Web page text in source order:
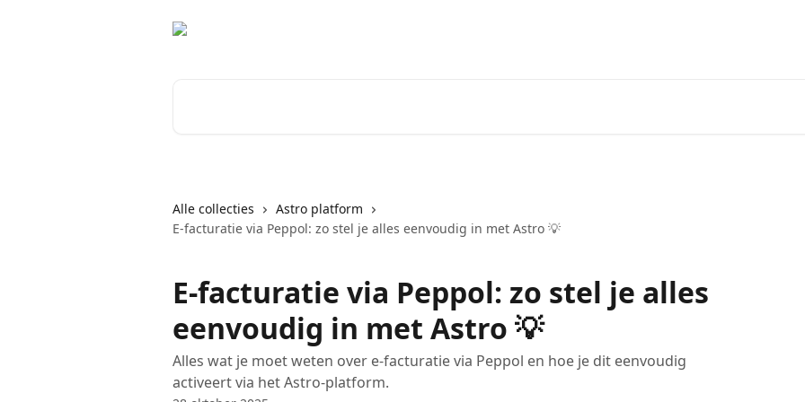
Alle collecties
Astro platform
E-facturatie via Peppol: zo stel je alles eenvoudig in met Astro 💡
E-facturatie via Peppol: zo stel je alles
eenvoudig in met Astro 💡
Alles wat je moet weten over e-facturatie via Peppol en hoe je dit eenvoudig
activeert via het Astro-platform.